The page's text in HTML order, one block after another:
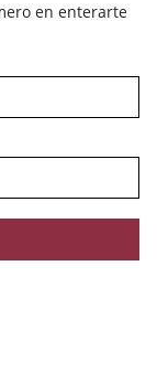
en enterarte